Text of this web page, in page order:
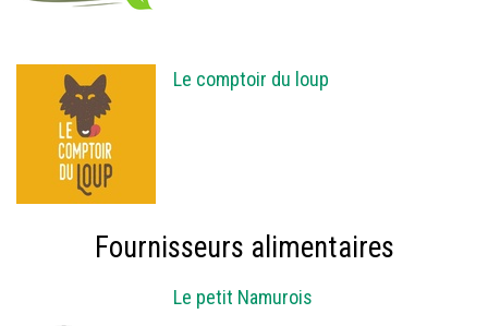
Le comptoir du loup
Fournisseurs alimentaires
Le petit Namurois